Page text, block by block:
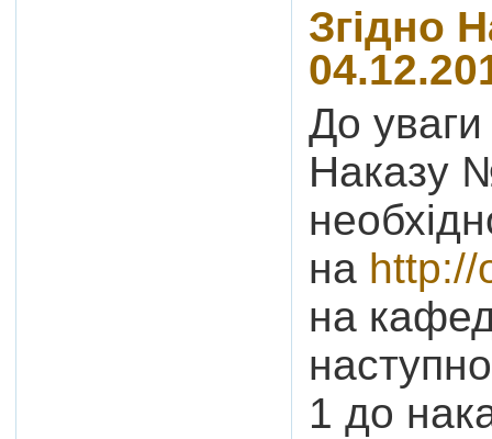
Згідно
До уваги
Наказу
на http://
на
1 до